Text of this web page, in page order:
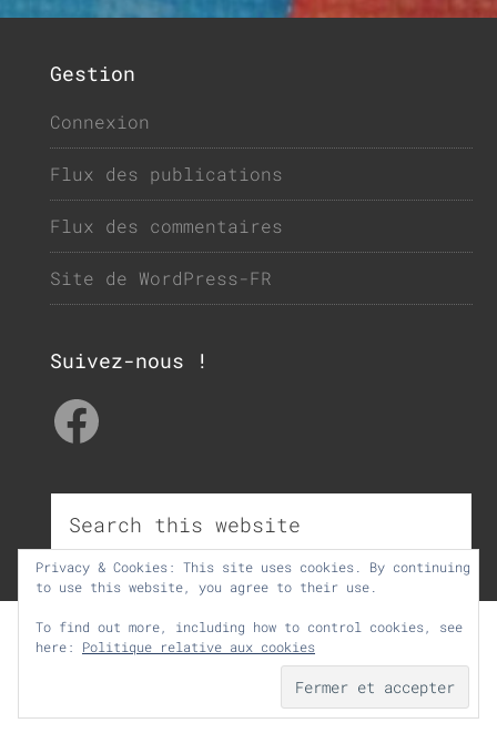
Gestion
Connexion
Flux des publications
Flux des commentaires
Site de WordPress-FR
Suivez-nous !
Facebook
École Communale de Leers-Nord -
Année scolaire 2025 / 2026
Privacy & Cookies: This site uses cookies. By continuing
to use this website, you agree to their use.
To find out more, including how to control cookies, see
here: Politique relative aux cookies